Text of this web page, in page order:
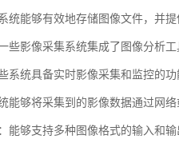
统能够有效地存储图像文件，并
些影像采集系统集成了图像分析
系统具备实时影像采集和监控的
能够将采集到的影像数据通过网
能够支持多种图像格式的输入和